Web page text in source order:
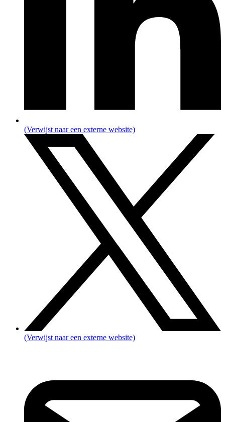
(Verwijst naar een externe website)
(Verwijst naar een externe website)